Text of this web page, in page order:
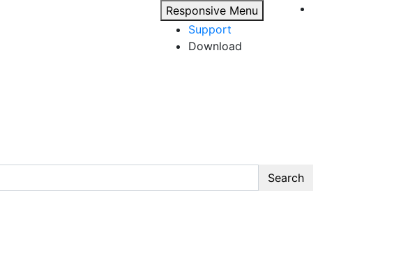
Responsive Menu
Support
Download
Search